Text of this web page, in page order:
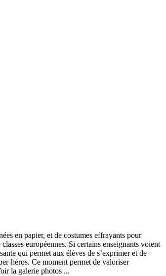
en papier, et de costumes effrayants pour
européennes. Si certains enseignants voient
qui permet aux élèves de s’exprimer et de
héros. Ce moment permet de valoriser
la galerie photos ...